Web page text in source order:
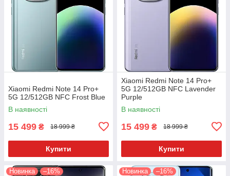
Xiaomi Redmi Note 14 Pro+
5G 12/512GB NFC Frost Blue
В наявності
15 499 ₴ 18 999 ₴
Купити
Xiaomi Redmi Note 14 Pro+
5G 12/512GB NFC Lavender
Purple
В наявності
15 499 ₴ 18 999 ₴
Купити
Новинка –16% Новинка –16%